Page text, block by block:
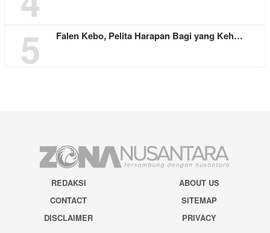
5 Falen Kebo, Pelita Harapan Bagi yang Keh…
REDAKSI
ABOUT US
CONTACT
SITEMAP
DISCLAIMER
PRIVACY